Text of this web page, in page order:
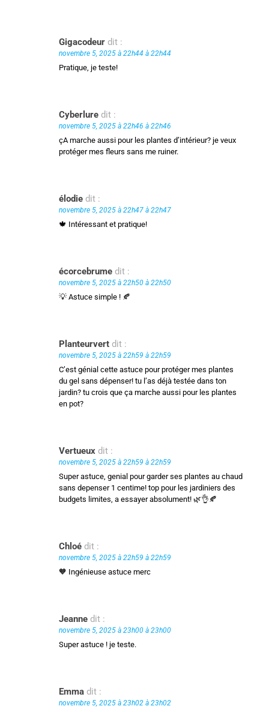
Gigacodeur dit :
novembre 5, 2025 à 22h44 à 22h44
Pratique, je teste!
Cyberlure dit :
novembre 5, 2025 à 22h46 à 22h46
çA marche aussi pour les plantes d’intérieur? je veux
protéger mes fleurs sans me ruiner.
élodie dit :
novembre 5, 2025 à 22h47 à 22h47
🍁 Intéressant et pratique!
écorcebrume dit :
novembre 5, 2025 à 22h50 à 22h50
💡 Astuce simple ! 🍂
Planteurvert dit :
novembre 5, 2025 à 22h59 à 22h59
C’est génial cette astuce pour protéger mes plantes
du gel sans dépenser! tu l’as déjà testée dans ton
jardin? tu crois que ça marche aussi pour les plantes
en pot?
Vertueux dit :
novembre 5, 2025 à 22h59 à 22h59
Super astuce, genial pour garder ses plantes au chaud
sans depenser 1 centime! top pour les jardiniers des
budgets limites, a essayer absolument! 🌿👌🍂
Chloé dit :
novembre 5, 2025 à 22h59 à 22h59
🧡 Ingénieuse astuce merc
Jeanne dit :
novembre 5, 2025 à 23h00 à 23h00
Super astuce ! je teste.
Emma dit :
novembre 5, 2025 à 23h02 à 23h02